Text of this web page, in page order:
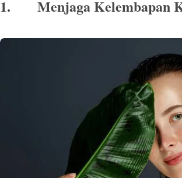
1. Menjaga Kelembapan